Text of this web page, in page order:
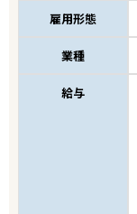
雇用形態
業種
給与